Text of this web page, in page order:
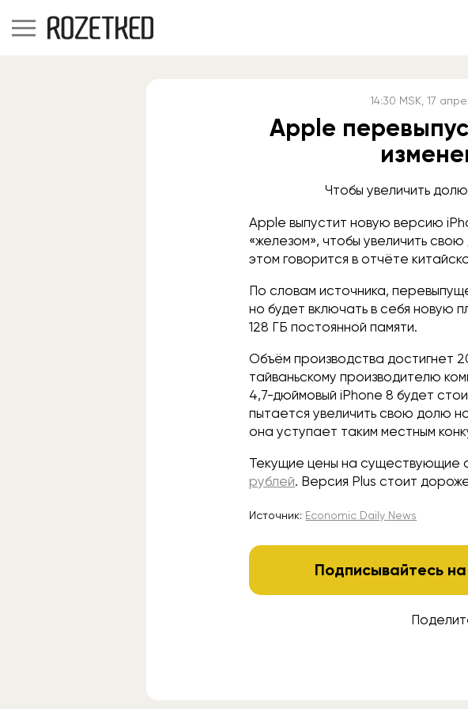
14:30 MSK , 17
Apple
Чтобы увеличить
Apple выпустит новую версию
«железом», чтобы увеличить
этом говорится в отчёте
По словам источника,
но будет включать в себя новую
128 ГБ постоянной памяти.
Объём производства достигнет
тайваньскому производителю
4,7-дюймовый iPhone 8 будет
пытается увеличить свою долю
она уступает таким местным
Текущие цены на существующие
рублей. Версия Plus стоит
Источник: Economic Daily News
Подписывайтесь